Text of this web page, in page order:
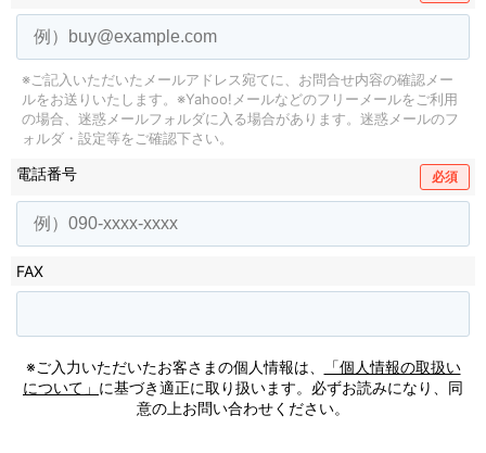
※ご記入いただいたメールアドレス宛てに、お問合せ内容の確認メー
ルをお送りいたします。 ※Yahoo!メールなどのフリーメールをご利用
の場合、迷惑メールフォルダに入る場合があります。 迷惑メールのフ
ォルダ・設定等をご確認下さい。
電話番号 必須
FAX
※ご入力いただいたお客さまの個人情報は、
「個人情報の取扱い
について」 に基づき適正に取り扱います。必ずお読みになり、同
意の上お問い合わせください。